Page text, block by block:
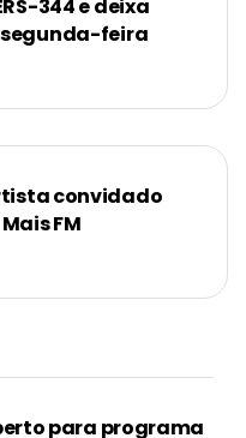
344 e deixa
feira
convidado
FM
para programa